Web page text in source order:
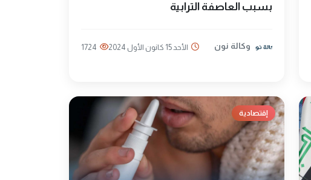
بسبب العاصفة الترابية
وكالة نون الأحد 15 كانون الأول 2024 1724
إقتصادية